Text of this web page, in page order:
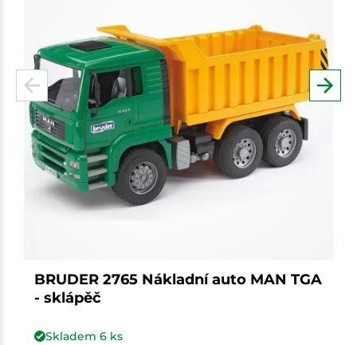
BRUDER 2765 Nákladní auto MAN TGA
- sklápěč
Skladem 6ks